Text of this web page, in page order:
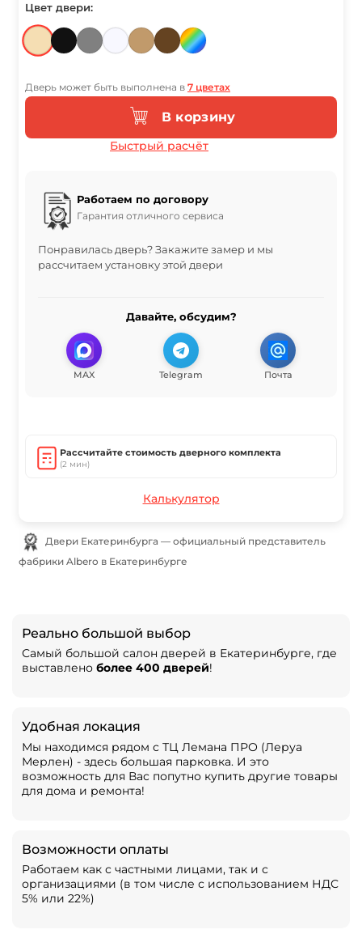
Цвет двери:
Дверь может быть выполнена в 7 цветах
В корзину
Быстрый расчёт
Работаем по договору
Гарантия отличного сервиса
Понравилась дверь? Закажите замер и мы
рассчитаем установку этой двери
Давайте, обсудим?
MAX Telegram Почта
Рассчитайте стоимость дверного комплекта
(2 мин)
Калькулятор
Двери Екатеринбурга — официальный представитель
фабрики Albero в Екатеринбурге
Реально большой выбор
Самый большой салон дверей в Екатеринбурге, где
выставлено более 400 дверей!
Удобная локация
Мы находимся рядом с ТЦ Лемана ПРО (Леруа
Мерлен) - здесь большая парковка. И это
возможность для Вас попутно купить другие товары
для дома и ремонта!
Возможности оплаты
Работаем как с частными лицами, так и с
организациями (в том числе с использованием НДС
5% или 22%)